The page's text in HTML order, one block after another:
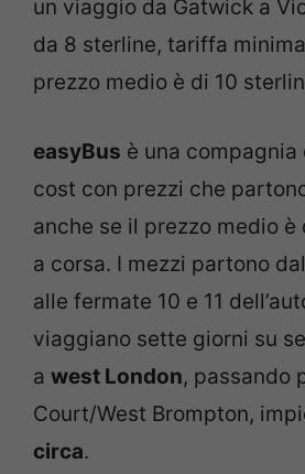
un viaggio da Gatwick a
da 8 sterline, tariffa
prezzo medio è di 10
easyBus è una
cost con prezzi che
anche se il prezzo medio
a corsa. I mezzi partono
alle fermate 10 e 11
viaggiano sette giorni su
a west London, passando
Court/West Brompton,
circa.